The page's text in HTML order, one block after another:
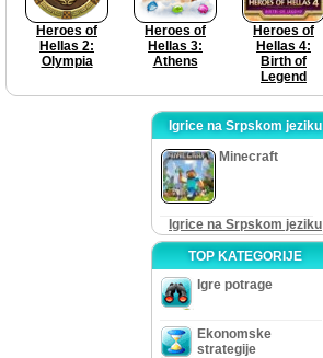
Heroes of
Hellas 2:
Olympia
Heroes of
Hellas 3:
Athens
Heroes of
Hellas 4:
Birth of
Legend
Igrice na Srpskom jeziku
Minecraft
Igrice na Srpskom jeziku
TOP KATEGORIJE
Igre potrage
Ekonomske
strategije